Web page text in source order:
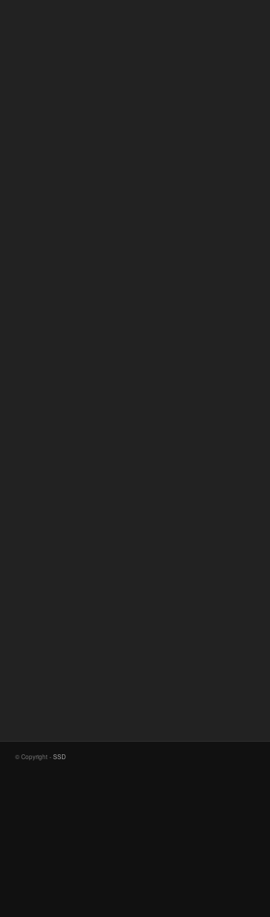
© Copyright - SSD